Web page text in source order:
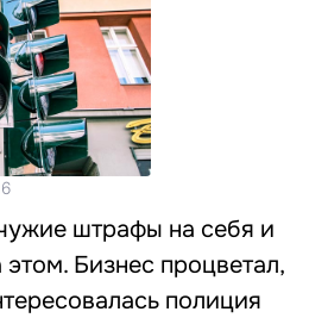
штрафы на себя и
Бизнес процветал,
полиция